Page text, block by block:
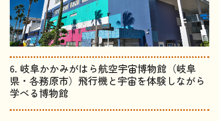
6. 岐阜かかみがはら航空宇宙博物館（岐阜
県・各務原市）飛行機と宇宙を体験しながら
学べる博物館